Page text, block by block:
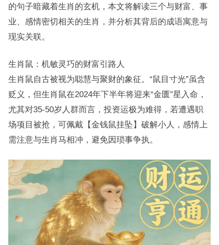
的句子暗藏着生肖的玄机，本文将解读三个与财富、事
业、感情密切相关的生肖，并分析其背后的成语寓意与
现实关联。
生肖鼠：机敏灵巧的财富引路人
生肖鼠自古被视为聪慧与聚财的象征。“鼠目寸光”虽含
贬义，但生肖鼠在2024年下半年将迎来“金匮”星入命，
尤其对35-50岁人群而言，投资运极为难得，若遭遇职
场项目被抢，可佩戴【金钱鼠挂坠】破解小人，感情上
需注意与生肖马相冲，避免因琐事争执。